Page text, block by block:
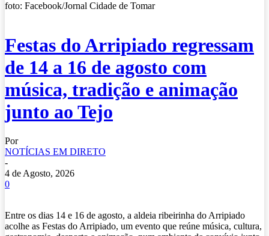
foto: Facebook/Jornal Cidade de Tomar
Festas do Arripiado regressam
de 14 a 16 de agosto com
música, tradição e animação
junto ao Tejo
Por
NOTÍCIAS EM DIRETO
-
4 de Agosto, 2026
0
Entre os dias 14 e 16 de agosto, a aldeia ribeirinha do Arripiado
acolhe as Festas do Arripiado, um evento que reúne música, cultura,